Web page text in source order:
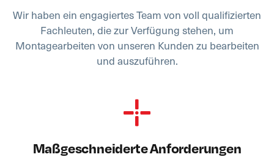
Wir haben ein engagiertes Team von voll qualifizierten
Fachleuten, die zur Verfügung stehen, um
Montagearbeiten von unseren Kunden zu bearbeiten
und auszuführen.
Maßgeschneiderte Anforderungen